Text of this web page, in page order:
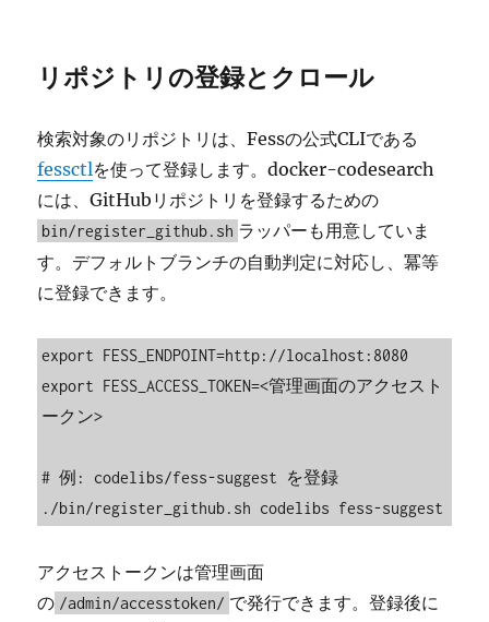
リポジトリの登録とクロール
検索対象のリポジトリは、Fessの公式CLIである
fessctlを使って登録します。docker-codesearch
には、GitHubリポジトリを登録するための
bin/register_github.sh ラッパーも用意していま
す。デフォルトブランチの自動判定に対応し、冪等
に登録できます。
export FESS_ENDPOINT=http://localhost:8080
export FESS_ACCESS_TOKEN=<管理画面のアクセスト
ークン>
# 例: codelibs/fess-suggest を登録
./bin/register_github.sh codelibs fess-suggest
アクセストークンは管理画面
の /admin/accesstoken/ で発行できます。登録後に